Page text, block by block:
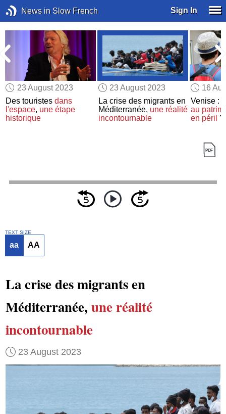
News in Slow French Sign In
23 August 2023
Des touristesdans
l'espace, une étape
historique
23 August 2023
La crise des migrants en
Méditerranée, une réalité
incontournable
16
Venise :
au
en péril ?
TEXT SIZE
aa AA
La crise des migrants en
Méditerranée, une réalité
incontournable
23 August 2023